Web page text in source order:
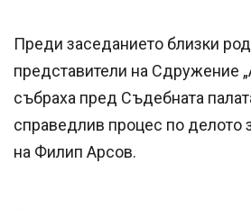
Преди заседанието близки
представители на Сдружение
събраха пред Съдебната
справедлив процес по делото
на Филип Арсов.